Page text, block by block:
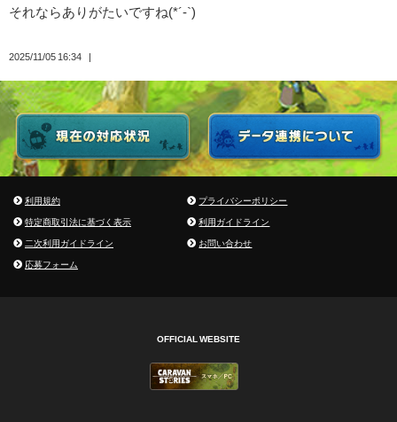
それならありがたいですね(*´-`)
2025/11/05 16:34
利用規約
プライバシーポリシー
特定商取引法に基づく表示
利用ガイドライン
二次利用ガイドライン
お問い合わせ
応募フォーム
OFFICIAL WEBSITE